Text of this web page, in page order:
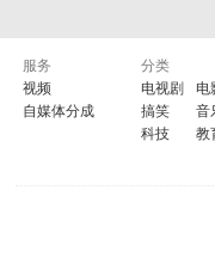
服务
视频
自媒体分成
分类
电视剧
电
搞笑
音
科技
教